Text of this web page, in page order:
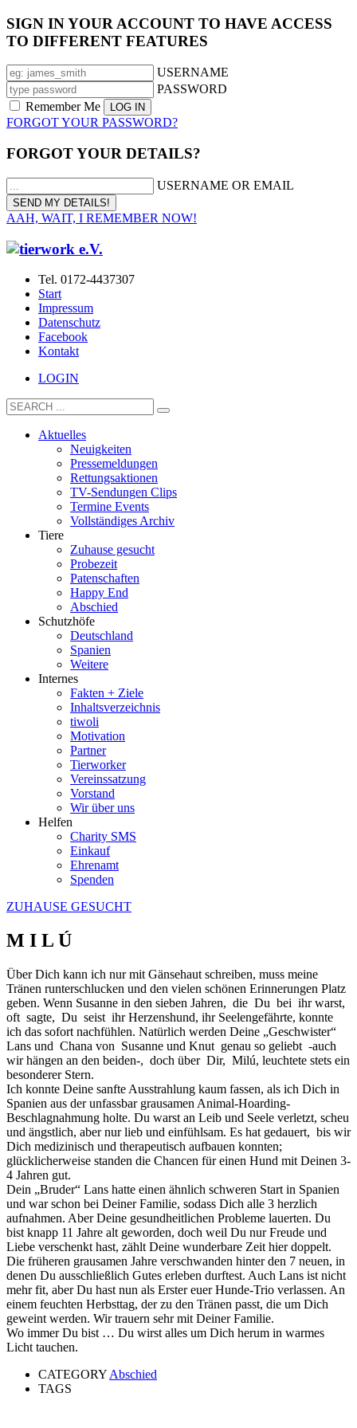
SIGN IN YOUR ACCOUNT TO HAVE ACCESS
TO DIFFERENT FEATURES
USERNAME
PASSWORD
Remember Me
FORGOT YOUR PASSWORD?
FORGOT YOUR DETAILS?
USERNAME OR EMAIL
AAH, WAIT, I REMEMBER NOW!
Tel. 0172-4437307
Start
Impressum
Datenschutz
Facebook
Kontakt
LOGIN
Aktuelles
Neuigkeiten
Pressemeldungen
Rettungsaktionen
TV-Sendungen Clips
Termine Events
Vollständiges Archiv
Tiere
Zuhause gesucht
Probezeit
Patenschaften
Happy End
Abschied
Schutzhöfe
Deutschland
Spanien
Weitere
Internes
Fakten + Ziele
Inhaltsverzeichnis
tiwoli
Motivation
Partner
Tierworker
Vereinssatzung
Vorstand
Wir über uns
Helfen
Charity SMS
Einkauf
Ehrenamt
Spenden
ZUHAUSE GESUCHT
M I L Ú
Über Dich kann ich nur mit Gänsehaut schreiben, muss meine
Tränen runterschlucken und den vielen schönen Erinnerungen Platz
geben. Wenn Susanne in den sieben Jahren, die Du bei ihr warst,
oft sagte, Du seist ihr Herzenshund, ihr Seelengefährte, konnte
ich das sofort nachfühlen. Natürlich werden Deine „Geschwister“
Lans und Chana von Susanne und Knut genau so geliebt -auch
wir hängen an den beiden-, doch über Dir, Milú, leuchtete stets ein
besonderer Stern.
Ich konnte Deine sanfte Ausstrahlung kaum fassen, als ich Dich in
Spanien aus der unfassbar grausamen Animal-Hoarding-
Beschlagnahmung holte. Du warst an Leib und Seele verletzt, scheu
und ängstlich, aber nur lieb und einfühlsam. Es hat gedauert, bis wir
Dich medizinisch und therapeutisch aufbauen konnten;
glücklicherweise standen die Chancen für einen Hund mit Deinen 3-
4 Jahren gut.
Dein „Bruder“ Lans hatte einen ähnlich schweren Start in Spanien
und war schon bei Deiner Familie, sodass Dich alle 3 herzlich
aufnahmen. Aber Deine gesundheitlichen Probleme lauerten. Du
bist knapp 11 Jahre alt geworden, doch weil Du nur Freude und
Liebe verschenkt hast, zählt Deine wunderbare Zeit hier doppelt.
Die früheren grausamen Jahre verschwanden hinter den 7 neuen, in
denen Du ausschließlich Gutes erleben durftest. Auch Lans ist nicht
mehr fit, aber Du hast nun als Erster euer Hunde-Trio verlassen. An
einem feuchten Herbsttag, der zu den Tränen passt, die um Dich
geweint werden. Wir trauern sehr mit Deiner Familie.
Wo immer Du bist … Du wirst alles um Dich herum in warmes
Licht tauchen.
CATEGORY Abschied
TAGS